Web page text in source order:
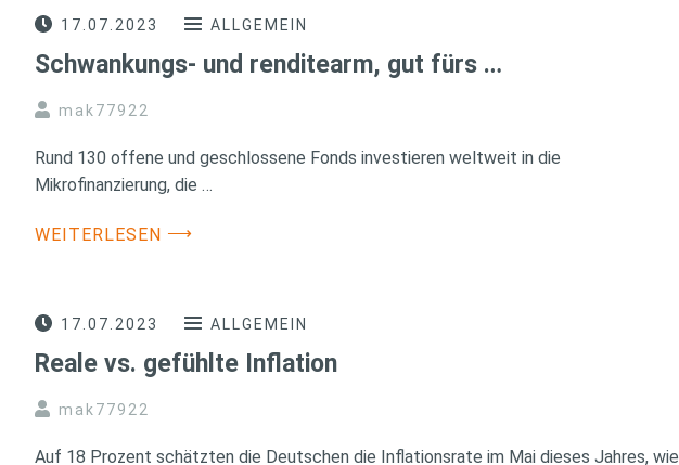
17.07.2023 ALLGEMEIN
Schwankungs- und renditearm, gut fürs …
mak77922
Rund 130 offene und geschlossene Fonds investieren weltweit in die
Mikrofinanzierung, die …
WEITERLESEN ⟶
17.07.2023 ALLGEMEIN
Reale vs. gefühlte Inflation
mak77922
Auf 18 Prozent schätzten die Deutschen die Inflationsrate im Mai dieses Jahres, wie